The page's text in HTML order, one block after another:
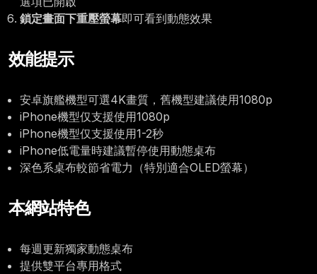
鎖定畫面下重壓螢幕即可看到動態效果
效能提示
安卓旗艦機型可選4K畫質，舊機型建議使用1080p
iPhone機型仅支援使用1080p
iPhone機型仅支援使用1-2秒
iPhone低電量時建議暫停使用動態桌布
深色系桌布較節省電力（特別適合OLED螢幕）
本網站特色
每週更新獨家動態桌布
提供雙平台專用格式